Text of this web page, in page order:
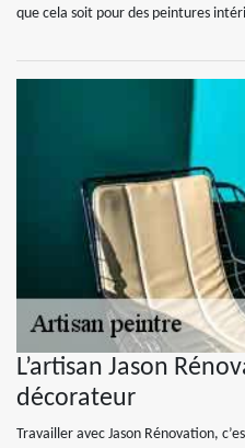
que cela soit pour des peintures
L’artisan Jason
décorateur
Travailler avec Jason Rénovation,